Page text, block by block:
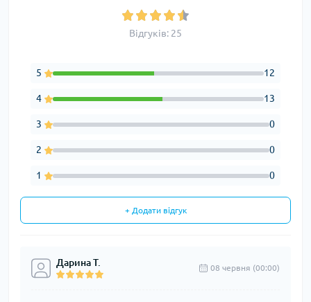
Відгуків: 25
5 12
4 13
3 0
2 0
1 0
+ Додати відгук
Дарина Т. 08 червня (00:00)